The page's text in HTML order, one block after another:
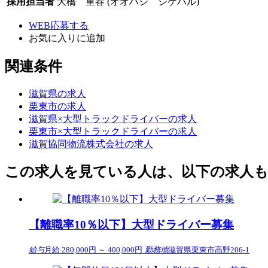
WEB応募する
お気に入り に追加
関連条件
滋賀県の求人
栗東市の求人
滋賀県×大型トラックドライバーの求人
栗東市×大型トラックドライバーの求人
滋賀協同物流株式会社の求人
この求人を見ている人は、以下の求人
【離職率10％以下】大型ドライバー募集
給与月給 280,000円 ～ 400,000円 勤務地滋賀県栗東市高野206-1